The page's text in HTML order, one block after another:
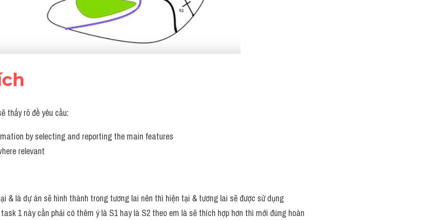
thấy rõ đề yêu cầu:
by selecting and reporting the main features
relevant
& là dự án sẽ hình thành trong tương lai nên thì hiện tại & tương lai sẽ được sử dụng
1 này cần phải có thêm ý là S1 hay là S2 theo em là sẽ thích hợp hơn thì mới đúng hoàn